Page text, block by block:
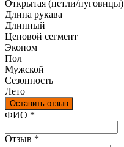
Открытая (петли/пуговицы)
Длина рукава
Длинный
Ценовой сегмент
Эконом
Пол
Мужской
Сезонность
Лето
Оставить отзыв
Ваш отзыв был отправлен!
ФИО *
Отзыв *